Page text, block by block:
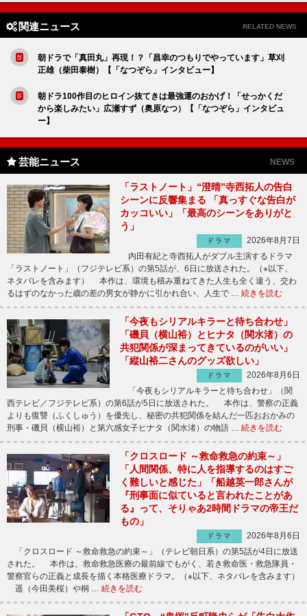
関連ニュース RELATED NEWS
朝ドラで「真田丸」再現！？「昌幸のつもりでやっています」草刈
正雄（柴田泰樹）【「なつぞら」インタビュー】
朝ドラ100作目のヒロイン抜てきは最強運のおかげ！「せっかくだ
から楽しみたい」広瀬すず（奥原なつ）【「なつぞら」インタビュ
ー】
芸能ニュース NEWS
「ラストノート」“澄晴”寺西拓人の告白
シーンに反響集まる 「真っすぐな告白が
カッコいい」「最高のシーンをありがと
う」
ドラマ
2026年8月7日
内田有紀と寺西拓人がダブル主演するドラマ
「ラストノート」（フジテレビ系）の第5話が、6日に放送された。（※以下、
ネタバレを含みます） 本作は、環境も積み重ねてきた人生も全く違う、交わ
るはずのなかった歳の差の男女が静かに引かれ合い、人生で … 続きを読む
「今夜もシリアルキラーと待ち合わせ」
「磯貝（横山裕）とヒナタ（関水渚）の
共犯関係が深まってきているのがいい」
「縦山裕二さんのグッズ欲しい」
ドラマ
2026年8月6日
「今夜もシリアルキラーと待ち合わせ」（関
西テレビ／フジテレビ系）の第6話が5日に放送された。 本作は、警察の正義
よりも復讐（ふくしゅう）を優先し、秘密の共犯関係を結んだ一匹おおかみの
刑事・磯貝（横山裕）と第六感女子ヒナタ（関水渚）の物語 … 続きを読む
「クロスロード ～救命救急の約束～」
「人間関係、特に人を指導するのはすご
く難しいと感じた」「船越英一郎さんが
『刑事面に似ていると言われたことがあ
る』って、そりゃあ2時間ドラマの帝王だ
もの」
ドラマ
2026年8月6日
「クロスロード ～救命救急の約束～」（テレビ朝日系）の第5話が4日に放送
された。 本作は、救命救急医療の最前線でもがく、若き救命医・救急隊員・
警察官らの正義と成長を描く本格医療ドラマ。（※以下、ネタバレを含みます）
遥（今田美桜）や桐 … 続きを読む